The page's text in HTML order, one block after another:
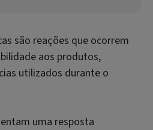
são reações que ocorrem
aos produtos,
utilizados durante o
uma resposta